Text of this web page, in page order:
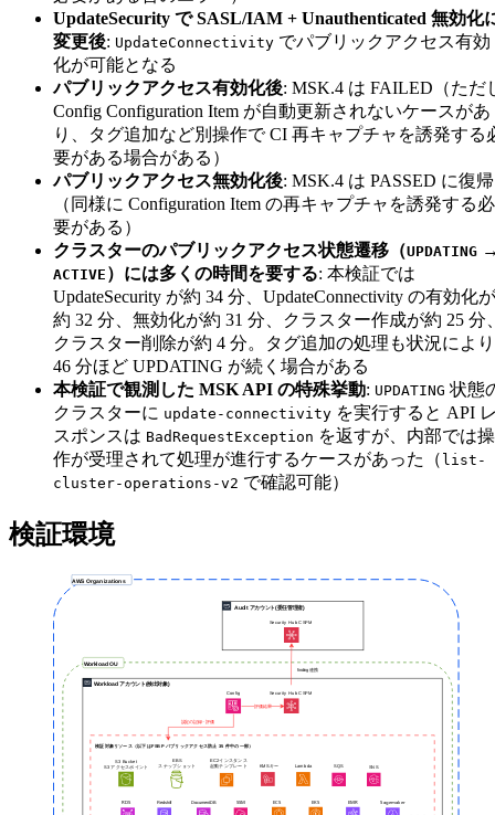
UpdateSecurity で SASL/IAM + Unauthenticated 無効化
変更後: UpdateConnectivity でパブリックアクセス有効
化が可能となる
パブリックアクセス有効化後: MSK.4 は FAILED（ただ
Config Configuration Item が自動更新されないケースがあ
り、タグ追加など別操作で CI 再キャプチャを誘発する
要がある場合がある）
パブリックアクセス無効化後: MSK.4 は PASSED に復帰
（同様に Configuration Item の再キャプチャを誘発する必
要がある）
クラスターのパブリックアクセス状態遷移（UPDATING
ACTIVE ）には多くの時間を要する: 本検証では
UpdateSecurity が約 34 分、UpdateConnectivity の有効化が
約 32 分、無効化が約 31 分、クラスター作成が約 25 分
クラスター削除が約 4 分。タグ追加の処理も状況により
46 分ほど UPDATING が続く場合がある
本検証で観測した MSK API の特殊挙動: UPDATING 状態
クラスターに update-connectivity を実行すると API
スポンスは BadRequestException を返すが、内部では操
作が受理されて処理が進行するケースがあった（ list-
cluster-operations-v2 で確認可能）
検証環境